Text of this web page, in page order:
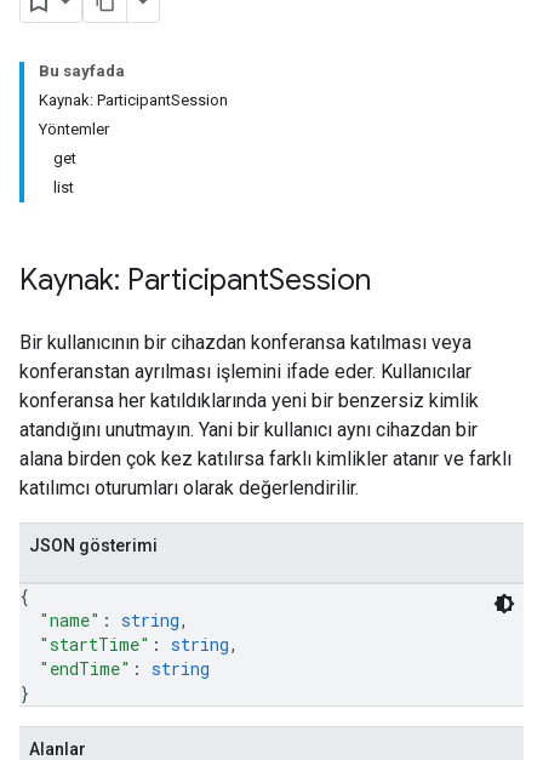
Bu sayfada
Kaynak: ParticipantSession
Yöntemler
get
list
Kaynak: ParticipantSession
Bir kullanıcının bir cihazdan konferansa katılması veya
konferanstan ayrılması işlemini ifade eder. Kullanıcılar
konferansa her katıldıklarında yeni bir benzersiz kimlik
atandığını unutmayın. Yani bir kullanıcı aynı cihazdan bir
alana birden çok kez katılırsa farklı kimlikler atanır ve farklı
katılımcı oturumları olarak değerlendirilir.
JSON gösterimi
{
"name" : string,
"startTime" : string,
"endTime" : string
}
Alanlar